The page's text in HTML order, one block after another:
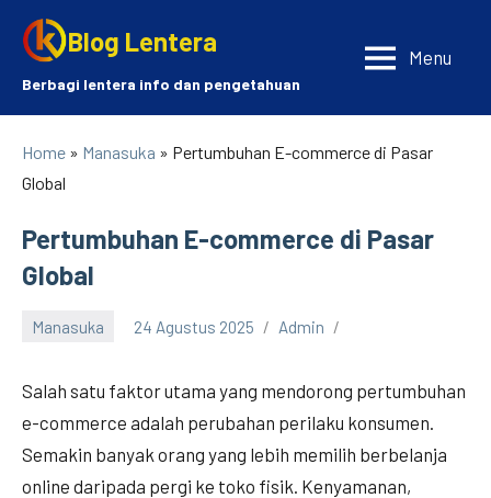
content
Blog Lentera
Berbagi lentera info dan pengetahuan
Menu
Home » Manasuka » Pertumbuhan E-commerce di Pasar
Global
Pertumbuhan E-commerce di Pasar
Global
Manasuka 24 Agustus 2025 Admin
Salah satu faktor utama yang mendorong pertumbuhan
e-commerce adalah perubahan perilaku konsumen.
Semakin banyak orang yang lebih memilih berbelanja
online daripada pergi ke toko fisik. Kenyamanan,